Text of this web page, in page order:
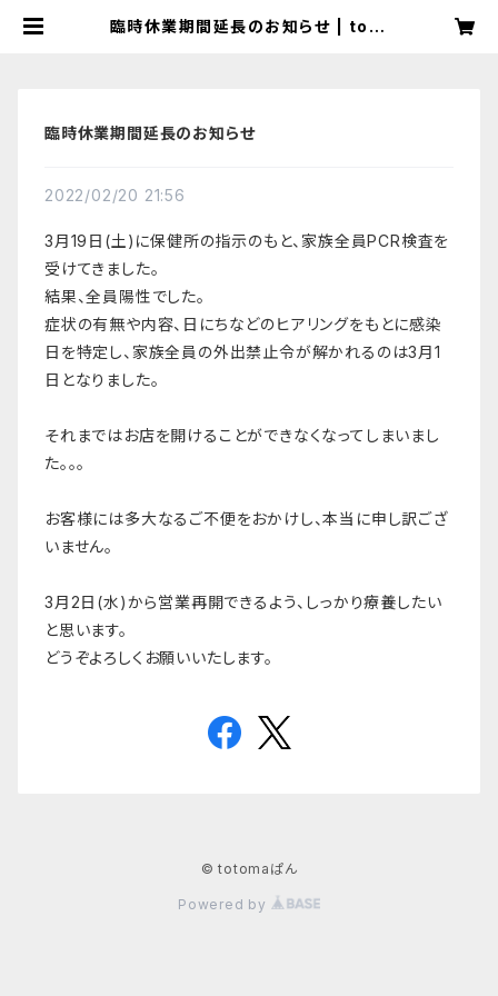
臨時休業期間延長のお知らせ | toto
臨時休業期間延長のお知らせ
2022/02/20 21:56
3月19日(土)に保健所の指示のもと、家族全員PCR検査を
受けてきました。
結果、全員陽性でした。
症状の有無や内容、日にちなどのヒアリングをもとに感染
日を特定し、家族全員の外出禁止令が解かれるのは3月1
日となりました。
それまではお店を開けることができなくなってしまいまし
た。。。
お客様には多大なるご不便をおかけし、本当に申し訳ござ
いません。
3月2日(水)から営業再開できるよう、しっかり療養したい
と思います。
どうぞよろしくお願いいたします。
© totomaぱん
Powered by